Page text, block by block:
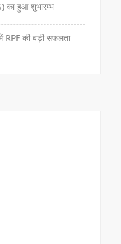
का हुआ शुभारम्भ
की बड़ी सफलता